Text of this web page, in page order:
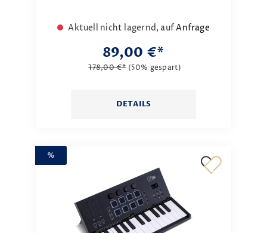
Aktuell nicht lagernd, aufAnfrage
89,00 €*
178,00 €* (50% gespart)
DETAILS
%